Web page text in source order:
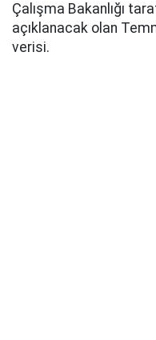
Çalışma Bakanlığı
açıklanacak olan
verisi.